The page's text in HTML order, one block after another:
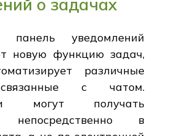
панель уведомлений
новую функцию задач,
различные
с чатом.
могут получать
непосредственно в